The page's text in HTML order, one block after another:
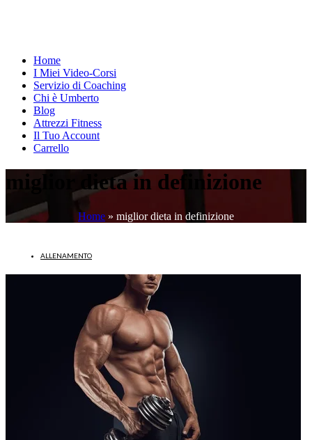
Home
I Miei Video-Corsi
Servizio di Coaching
Chi è Umberto
Blog
Attrezzi Fitness
Il Tuo Account
Carrello
miglior dieta in definizione
Home » miglior dieta in definizione
ALLENAMENTO